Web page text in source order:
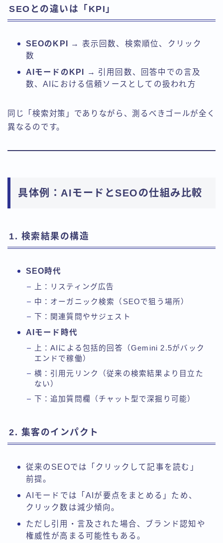
SEOとの違いは「KPI」
SEOのKPI
→ 表示回数、検索順位、クリック
数
AIモードのKPI
→ 引用回数、回答中での言及
数、AIにおける信頼ソースとしての扱われ方
同じ「検索対策」でありながら、測るべきゴールが全く
異なるのです。
具体例：AIモードとSEOの仕組み比較
1. 検索結果の構造
SEO時代
上：リスティング広告
中：オーガニック検索（SEOで狙う場所）
下：関連質問やサジェスト
AIモード時代
上：AIによる包括的回答（Gemini 2.5がバック
エンドで稼働）
横：引用元リンク（従来の検索結果より目立た
ない）
下：追加質問欄（チャット型で深掘り可能）
2. 集客のインパクト
従来のSEOでは「クリックして記事を読む」
前提。
AIモードでは「AIが要点をまとめる」ため、
クリック数は減少傾向。
ただし引用・言及された場合、ブランド認知や
権威性が高まる可能性もある。